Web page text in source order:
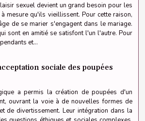
sexuel devient un grand besoin pour les
mesure qu'ils vieillissent. Pour cette raison,
de se marier s'engagent dans le mariage.
sont en amitié se satisfont l'un l'autre. Pour
et...
sociale des poupées
a permis la création de poupées d'un
ouvrant la voie à de nouvelles formes de
de divertissement. Leur intégration dans la